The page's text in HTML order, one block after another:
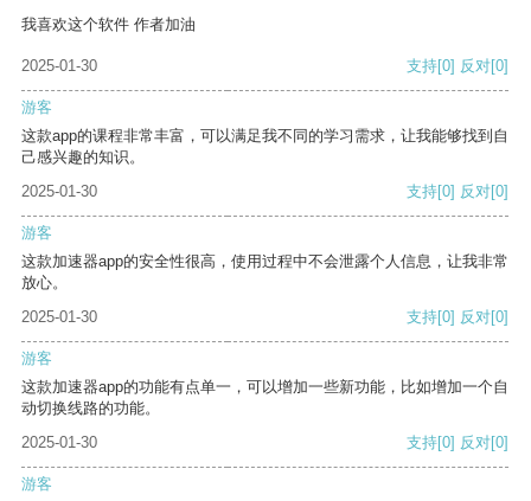
我喜欢这个软件 作者加油
2025-01-30 支持[0] 反对[0]
游客
这款app的课程非常丰富，可以满足我不同的学习需求，让我能够找到自
己感兴趣的知识。
2025-01-30
支持[0] 反对[0]
游客
这款加速器app的安全性很高，使用过程中不会泄露个人信息，让我非常
放心。
2025-01-30
支持[0] 反对[0]
游客
这款加速器app的功能有点单一，可以增加一些新功能，比如增加一个自
动切换线路的功能。
2025-01-30
支持[0] 反对[0]
游客